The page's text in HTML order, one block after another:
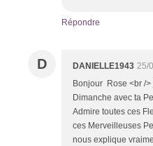
Répondre
D DANIELLE1943 25/
Bonjour Rose <br /
Dimanche avec ta
Admire toutes ces
ces Merveilleuses
nous explique